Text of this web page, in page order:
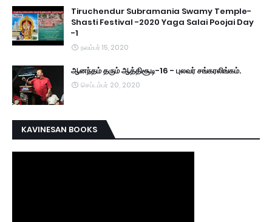
Tiruchendur Subramania Swamy Temple-
Shasti Festival -2020 Yaga Salai Poojai Day
-1
நவம்பர் 15, 2020
ஆனந்தம் தரும் ஆத்திசூடி-16 - புலவர் சங்கரலிங்கம்.
செப்டம்பர் 20, 2020
KAVINESAN BOOKS